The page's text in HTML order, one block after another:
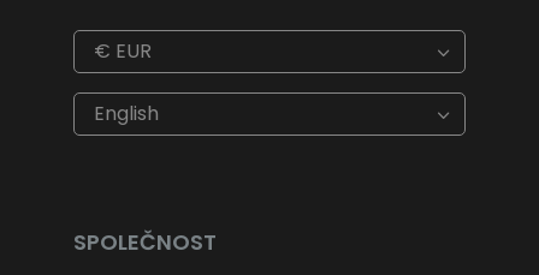
€ EUR
€ EUR
$ USD
CZK
fr. CHF
English
SPOLEČNOST